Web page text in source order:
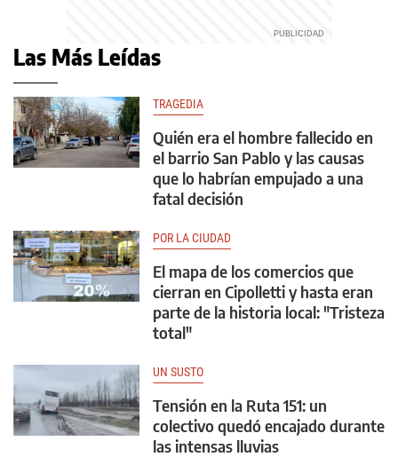
Las Más Leídas
TRAGEDIA
Quién era el hombre fallecido en
el barrio San Pablo y las causas
que lo habrían empujado a una
fatal decisión
POR LA CIUDAD
El mapa de los comercios que
cierran en Cipolletti y hasta eran
parte de la historia local: "Tristeza
total"
UN SUSTO
Tensión en la Ruta 151: un
colectivo quedó encajado durante
las intensas lluvias